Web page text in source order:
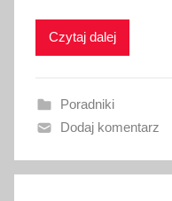
w
n
o
3
Czytaj dalej
Poradniki
Dodaj komentarz